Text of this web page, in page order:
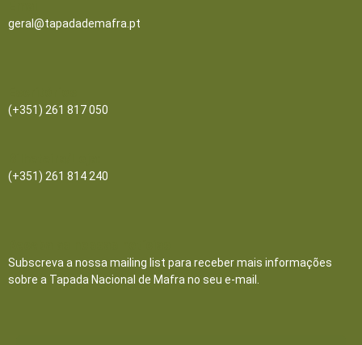
geral@tapadademafra.pt
(+351) 261 817 050
(+351) 261 814 240
Subscreva a nossa mailing list para receber mais informações
sobre a Tapada Nacional de Mafra no seu e-mail.